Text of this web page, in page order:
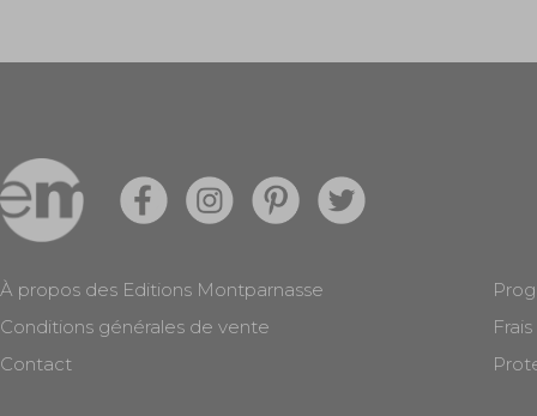
À propos des Editions Montparnasse
Conditions générales de vente
Contact